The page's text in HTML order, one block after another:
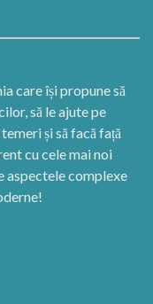
care își propune să
să le ajute pe
și să facă față
cu cele mai noi
aspectele complexe